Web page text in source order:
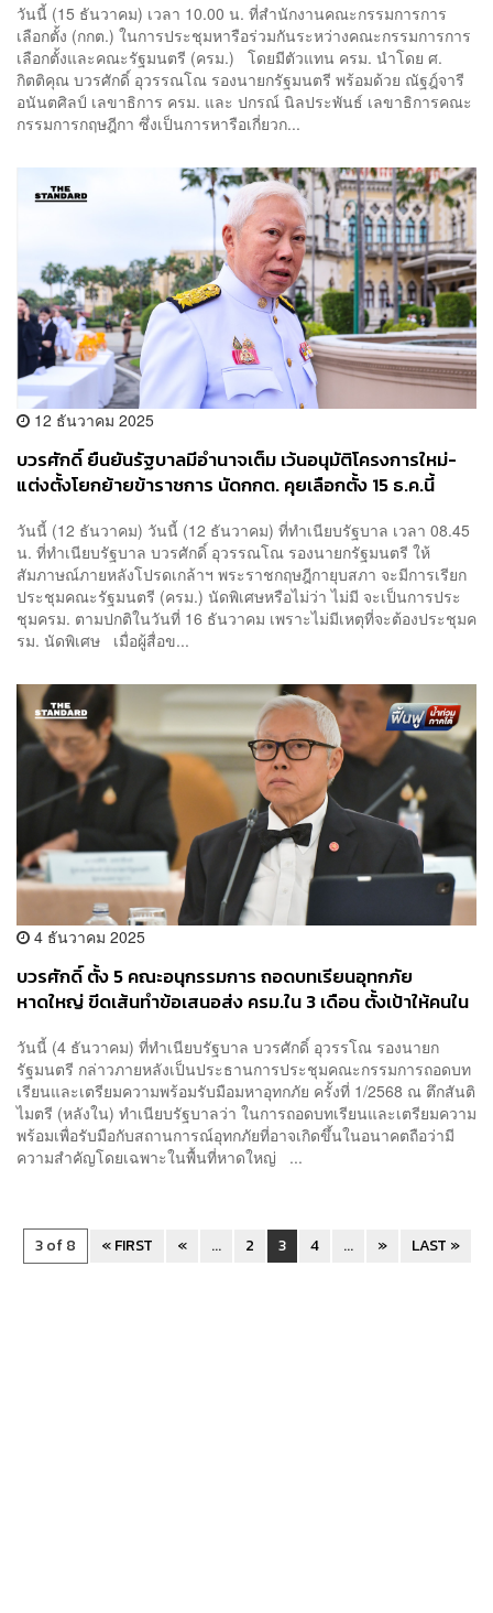
วันนี้ (15 ธันวาคม) เวลา 10.00 น. ที่สำนักงานคณะกรรมการการ
เลือกตั้ง (กกต.) ในการประชุมหารือร่วมกันระหว่างคณะกรรมการการ
เลือกตั้งและคณะรัฐมนตรี (ครม.) โดยมีตัวแทน ครม. นำโดย ศ.
กิตติคุณ บวรศักดิ์ อุวรรณโณ รองนายกรัฐมนตรี พร้อมด้วย ณัฐฎ์จารี
อนันตศิลป์ เลขาธิการ ครม. และ ปกรณ์ นิลประพันธ์ เลขาธิการคณะ
กรรมการกฤษฎีกา ซึ่งเป็นการหารือเกี่ยวก...
12 ธันวาคม 2025
บวรศักดิ์ ยืนยันรัฐบาลมีอำนาจเต็ม เว้นอนุมัติโครงการใหม่-
แต่งตั้งโยกย้ายข้าราชการ นัดกกต. คุยเลือกตั้ง 15 ธ.ค.นี้
วันนี้ (12 ธันวาคม) วันนี้ (12 ธันวาคม) ที่ทำเนียบรัฐบาล เวลา 08.45
น. ที่ทำเนียบรัฐบาล บวรศักดิ์ อุวรรณโณ รองนายกรัฐมนตรี ให้
สัมภาษณ์ภายหลังโปรดเกล้าฯ พระราชกฤษฎีกายุบสภา จะมีการเรียก
ประชุมคณะรัฐมนตรี (ครม.) นัดพิเศษหรือไม่ว่า ไม่มี จะเป็นการประ
ชุมครม. ตามปกติในวันที่ 16 ธันวาคม เพราะไม่มีเหตุที่จะต้องประชุมค
รม. นัดพิเศษ เมื่อผู้สื่อข...
4 ธันวาคม 2025
บวรศักดิ์ ตั้ง 5 คณะอนุกรรมการ ถอดบทเรียนอุทกภัย
หาดใหญ่ ขีดเส้นทำข้อเสนอส่ง ครม.ใน 3 เดือน ตั้งเป้าให้คนใน
วันนี้ (4 ธันวาคม) ที่ทำเนียบรัฐบาล บวรศักดิ์ อุวรรโณ รองนายก
รัฐมนตรี กล่าวภายหลังเป็นประธานการประชุมคณะกรรมการถอดบท
เรียนและเตรียมความพร้อมรับมือมหาอุทกภัย ครั้งที่ 1/2568 ณ ตึกสันติ
ไมตรี (หลังใน) ทำเนียบรัฐบาลว่า ในการถอดบทเรียนและเตรียมความ
พร้อมเพื่อรับมือกับสถานการณ์อุทกภัยที่อาจเกิดขึ้นในอนาคตถือว่ามี
ความสำคัญโดยเฉพาะในพื้นที่หาดใหญ่ ...
3 of 8 « FIRST « ... 2 3 4 ... » LAST »